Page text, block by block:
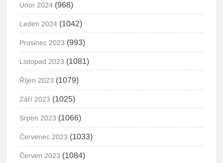
Únor 2024 (968)
Leden 2024 (1042)
Prosinec 2023 (993)
Listopad 2023 (1081)
Říjen 2023 (1079)
Září 2023 (1025)
Srpen 2023 (1066)
Červenec 2023 (1033)
Červen 2023 (1084)